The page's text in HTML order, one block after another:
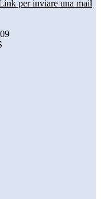
per inviare una mail